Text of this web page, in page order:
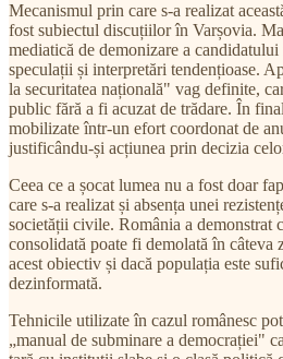
Mecanismul prin care s-a realizat
fost subiectul discuțiilor în Varșovia.
mediatică de demonizare a
speculații și interpretări tendențioase.
la securitatea națională" vag definite,
public fără a fi acuzat de trădare. În
mobilizate într-un efort coordonat de
justificându-și acțiunea prin decizia
Ceea ce a șocat lumea nu a fost doar
care s-a realizat și absența unei
societății civile. România a demonstrat
consolidată poate fi demolată în câteva
acest obiectiv și dacă populația este
dezinformată.
Tehnicile utilizate în cazul românesc
„manual de subminare a democrației"